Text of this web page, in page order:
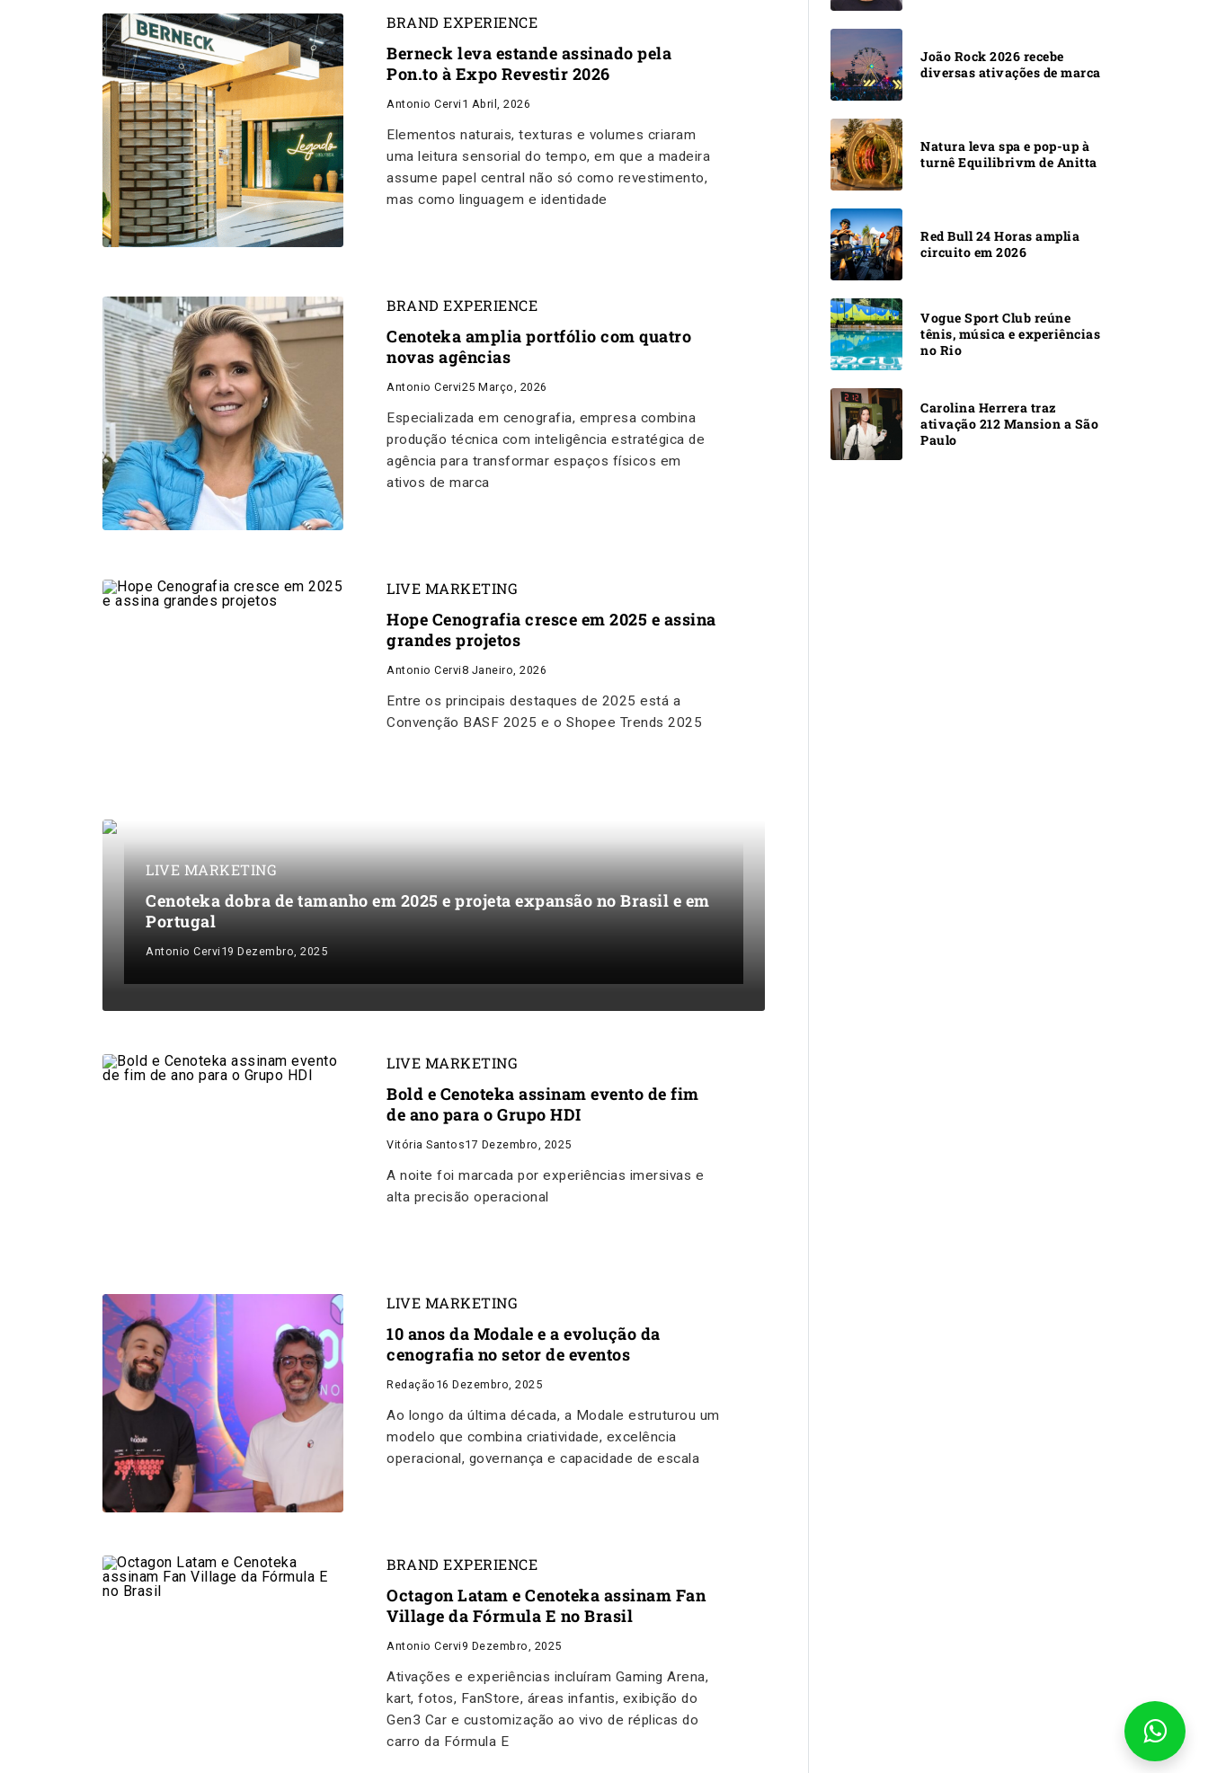
BRAND EXPERIENCE
Berneck leva estande assinado pela
Pon.to à Expo Revestir 2026
Antonio Cervi 1 Abril, 2026
Elementos naturais, texturas e volumes criaram
uma leitura sensorial do tempo, em que a madeira
assume papel central não só como revestimento,
mas como linguagem e identidade
BRAND EXPERIENCE
Cenoteka amplia portfólio com quatro
novas agências
Antonio Cervi25 Março, 2026
Especializada em cenografia, empresa combina
produção técnica com inteligência estratégica de
agência para transformar espaços físicos em
ativos de marca
LIVE MARKETING
Hope Cenografia cresce em 2025 e assina
grandes projetos
Antonio Cervi8 Janeiro, 2026
Entre os principais destaques de 2025 está a
Convenção BASF 2025 e o Shopee Trends 2025
LIVE MARKETING
Cenoteka dobra de tamanho em 2025 e projeta expansão no Brasil e em
Portugal
Antonio Cervi 19 Dezembro, 2025
LIVE MARKETING
Bold e Cenoteka assinam evento de fim
de ano para o Grupo HDI
Vitória Santos17 Dezembro, 2025
A noite foi marcada por experiências imersivas e
alta precisão operacional
LIVE MARKETING
10 anos da Modale e a evolução da
cenografia no setor de eventos
Redação 16 Dezembro, 2025
Ao longo da última década, a Modale estruturou um
modelo que combina criatividade, excelência
operacional, governança e capacidade de escala
BRAND EXPERIENCE
Octagon Latam e Cenoteka assinam Fan
Village da Fórmula E no Brasil
Antonio Cervi 9 Dezembro, 2025
Ativações e experiências incluíram Gaming Arena,
kart, fotos, FanStore, áreas infantis, exibição do
Gen3 Car e customização ao vivo de réplicas do
carro da Fórmula E
João Rock 2026 recebe
diversas ativações de marca
Natura leva spa e pop-up à
turnê Equilibrivm de Anitta
Red Bull 24 Horas amplia
circuito em 2026
Vogue Sport Club reúne
tênis, música e experiências
no Rio
Carolina Herrera traz
ativação 212 Mansion a São
Paulo